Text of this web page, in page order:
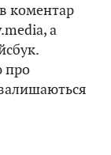
коментар
а
про